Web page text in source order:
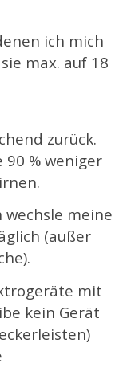
ich mich
max. auf 18
zurück.
90 % weniger
wechsle meine
(außer
mit
kein Gerät